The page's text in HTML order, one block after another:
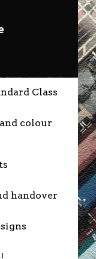
Class
colour
handover